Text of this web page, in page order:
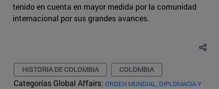
tenido en cuenta en mayor medida por la comunidad
internacional por sus grandes avances.
HISTORIA DE COLOMBIA COLOMBIA
Categorías Global Affairs: ORDEN MUNDIAL, DIPLOMACIA Y